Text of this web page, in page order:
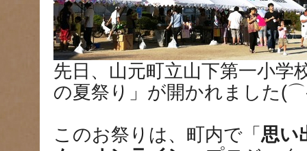
先日、山元町立山下第一小学
の夏祭り」が開かれました
このお祭りは、町内で「 思い